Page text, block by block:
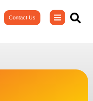
Contact Us